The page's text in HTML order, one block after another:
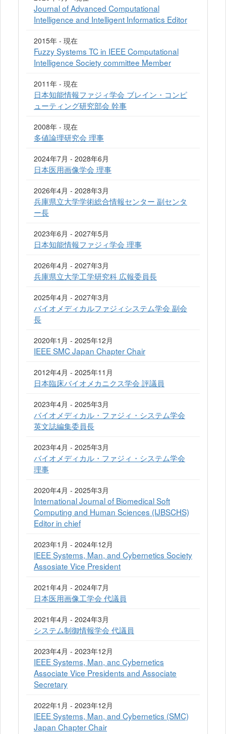
Journal of Advanced Computational
Intelligence and Intelligent Informatics Editor
2015年 - 現在
Fuzzy Systems TC in IEEE Computational
Intelligence Society committee Member
2011年 - 現在
日本知能情報ファジィ学会 ブレイン・コンピ
ューティング研究部会 幹事
2008年 - 現在
多値論理研究会 理事
2024年7月 - 2028年6月
日本医用画像学会 理事
2026年4月 - 2028年3月
兵庫県立大学学術総合情報センター 副センタ
ー長
2023年6月 - 2027年5月
日本知能情報ファジィ学会 理事
2026年4月 - 2027年3月
兵庫県立大学工学研究科 広報委員長
2025年4月 - 2027年3月
バイオメディカルファジィシステム学会 副会
長
2020年1月 - 2025年12月
IEEE SMC Japan Chapter Chair
2012年4月 - 2025年11月
日本臨床バイオメカニクス学会 評議員
2023年4月 - 2025年3月
バイオメディカル・ファジィ・システム学会
英文誌編集委員長
2023年4月 - 2025年3月
バイオメディカル・ファジィ・システム学会
理事
2020年4月 - 2025年3月
International Journal of Biomedical Soft
Computing and Human Sciences (IJBSCHS)
Editor in chief
2023年1月 - 2024年12月
IEEE Systems, Man, and Cybernetics Society
Assosiate Vice President
2021年4月 - 2024年7月
日本医用画像工学会 代議員
2021年4月 - 2024年3月
システム制御情報学会 代議員
2023年4月 - 2023年12月
IEEE Systems, Man, anc Cybernetics
Associate Vice Presidents and Associate
Secretary
2022年1月 - 2023年12月
IEEE Systems, Man, and Cybernetics (SMC)
Japan Chapter Chair